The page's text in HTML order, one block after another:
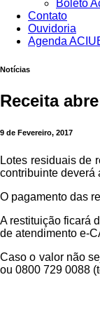
Boleto
Contato
Ouvidoria
Agenda
Notícias
Receita
9 de Fevereiro, 2017
Lotes residuais de
contribuinte deverá
O pagamento das
A restituição ficará
de atendimento e-
Caso o valor não
ou 0800 729 0088